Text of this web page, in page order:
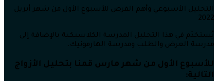
التحليل الأسبوعي وأهم الفرص للأسبوع الأول من شهر أبريل
2022
يُستخدَم في هذا التحليل المدرسة الكلاسيكية بالإضافة إلى
مدرسة العرض والطلب ومدرسة الهارمونيك.
للأسبوع الأول من شهر مارس قمنا بتحليل الأزواج
التالية: